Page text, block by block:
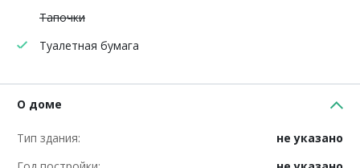
Тапочки
Туалетная бумага
О доме
Тип здания:
не указано